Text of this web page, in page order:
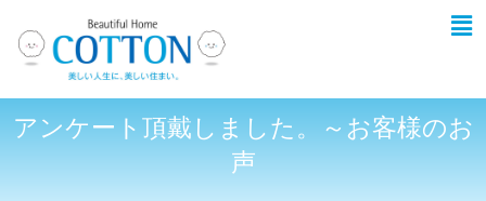
アンケート頂戴しました。～お客様のお
声